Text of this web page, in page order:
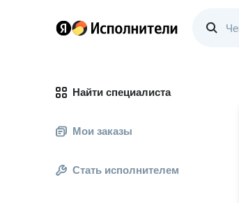
Найти специалиста
Мои заказы
Стать исполнителем